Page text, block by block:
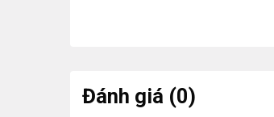
Đánh giá (0)